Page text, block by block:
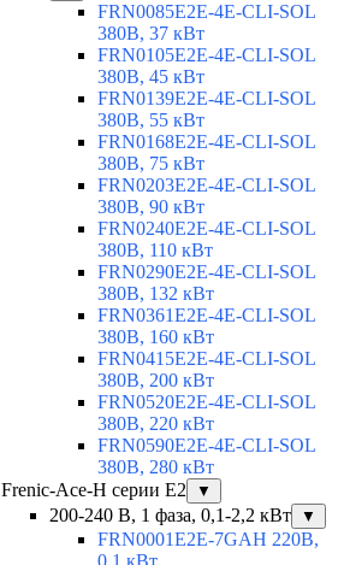
FRN0085E2E-4E-CLI-SOL
380В, 37 кВт
FRN0105E2E-4E-CLI-SOL
380В, 45 кВт
FRN0139E2E-4E-CLI-SOL
380В, 55 кВт
FRN0168E2E-4E-CLI-SOL
380В, 75 кВт
FRN0203E2E-4E-CLI-SOL
380В, 90 кВт
FRN0240E2E-4E-CLI-SOL
380В, 110 кВт
FRN0290E2E-4E-CLI-SOL
380В, 132 кВт
FRN0361E2E-4E-CLI-SOL
380В, 160 кВт
FRN0415E2E-4E-CLI-SOL
380В, 200 кВт
FRN0520E2E-4E-CLI-SOL
380В, 220 кВт
FRN0590E2E-4E-CLI-SOL
380В, 280 кВт
Frenic-Ace-H серии E2
▼
200-240 В, 1 фаза, 0,1-2,2 кВт ▼
FRN0001E2E-7GAH 220В,